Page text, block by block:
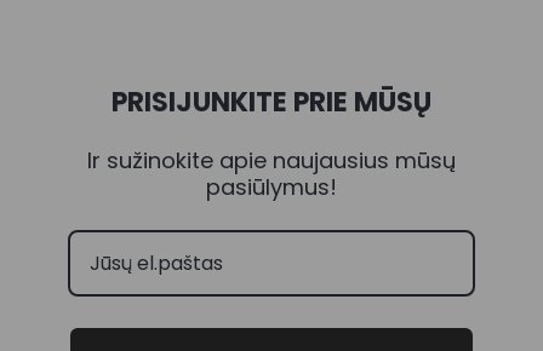
PRISIJUNKITE PRIE MŪSŲ
Ir sužinokite apie naujausius mūsų
pasiūlymus!